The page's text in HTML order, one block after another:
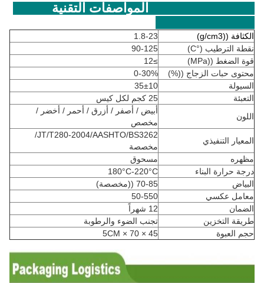
المواصفات التقنية
الكثافة ((g/cm3)
1.8-23
نقطة الترطيب (°C)
90-125
قوة الضغط ((MPa)
≥12
محتوى حبات الزجاج ((%)
0-30%
السيولة
35±10
التعبئة
25 كجم لكل كيس
اللون
أبيض / أصفر / أزرق / أحمر / أخضر /
مخصص
المعيار التنفيذي
JT/T280-2004/AASHTO/BS3262/
مخصصة
مظهره
مسحوق
درجة حرارة البناء
180°C-220°C
البياض
70-85 ((مخصصة)
معامل عكسي
50-550
الضمان
12 شهراً
طريقة التخزين
تجنب الضوء والرطوبة
حجم العبوة
45 × 70 × 5CM